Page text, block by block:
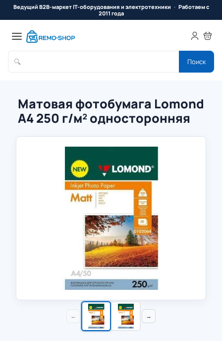
Ведущий B2B-маркет IT-оборудования и электротехники
Работаем с
2011 года
🔍 Поиск
Матовая фотобумага Lomond
А4 250 г/м² односторонняя
← →